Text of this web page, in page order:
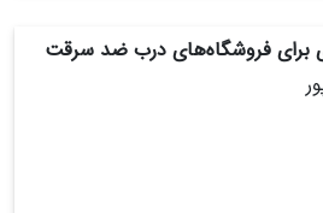
فروشگاه‌های درب ضد سرقت